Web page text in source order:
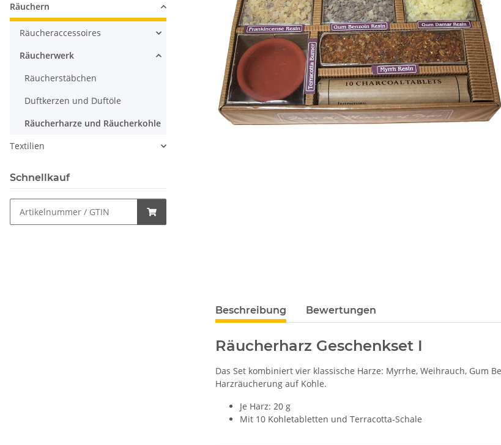
Beschreibung Bewertungen
Räucherharz Geschenkset I
Das Set kombiniert vier klassische Harze: Myrrhe, Weihrauch, Gum
Harzräucherung auf Kohle.
Je Harz: 20 g
Mit 10 Kohletabletten und Terracotta-Schale
Räuchern
Räucheraccessoires
Räucherwerk
Räucherstäbchen
Duftkerzen und Duftöle
Räucherharze und Räucherkohle
Textilien
Schnellkauf